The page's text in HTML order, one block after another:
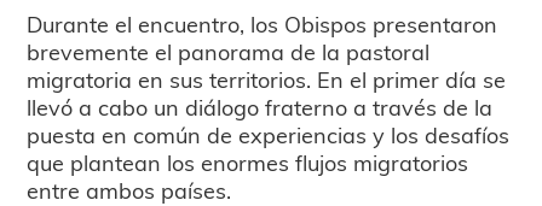
Durante el encuentro, los Obispos presentaron
brevemente el panorama de la pastoral
migratoria en sus territorios. En el primer día se
llevó a cabo un diálogo fraterno a través de la
puesta en común de experiencias y los desafíos
que plantean los enormes flujos migratorios
entre ambos países.